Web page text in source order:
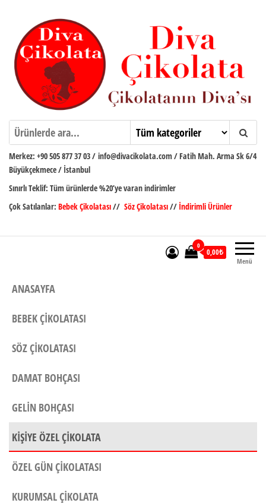
Diva Çikolata Çikolatanın Divası
Merkez: +90 505 877 37 03/ info@divacikolata.com / Fatih Mah. Arma Sk 6/4
Büyükçekmece / İstanbul
Sınırlı Teklif: Tüm ürünlerde %20’ye varan indirimler
Çok Satılanlar: Bebek Çikolatası// Söz Çikolatası// İndirimli Ürünler
Menü
0
0,00₺
ANASAYFA
BEBEK ÇIKOLATASI
SÖZ ÇIKOLATASI
DAMAT BOHÇASI
GELIN BOHÇASI
KIŞIYE ÖZEL ÇIKOLATA
ÖZEL GÜN ÇIKOLATASI
KURUMSAL ÇIKOLATA